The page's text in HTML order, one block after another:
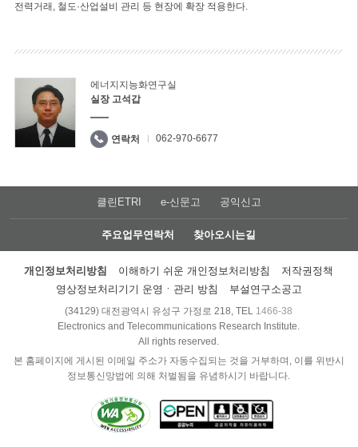
전력거래, 철도·산업설비 관리 등 현장에 확장 적용한다.
에너지지능화연구실
실장 고석갑
연락처 062-970-6677
클린ETRI e-신문고 공익신고
주요업무연락처 찾아오시는길
개인정보처리방침 이해하기 쉬운 개인정보처리방침
저작권정책
영상정보처리기기 운영ㆍ관리 방침
부설연구소공고
(34129) 대전광역시 유성구 가정로 218, TEL 1466-38
Electronics and Telecommunications Research Institute.
All rights reserved.
본 홈페이지에 게시된 이메일 주소가 자동수집되는 것을 거부하며, 이를 위반시
정보통신망법에 의해 처벌됨을 유념하시기 바랍니다.